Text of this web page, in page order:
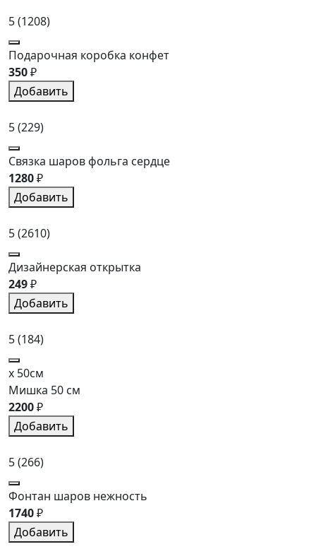
5(1208)
Подарочная коробка конфет
350₽
Добавить
5(229)
Связка шаров фольга сердце
1280₽
Добавить
5(2610)
Дизайнерская открытка
249₽
Добавить
5(184)
x 50см
Мишка 50 см
2200₽
Добавить
5(266)
Фонтан шаров нежность
1740₽
Добавить